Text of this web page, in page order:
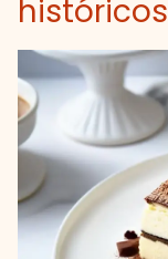
históricos